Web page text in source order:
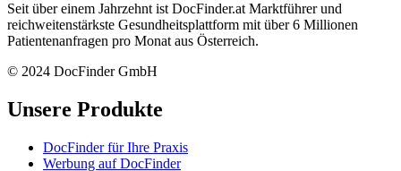
Seit über einem Jahrzehnt ist DocFinder.at Marktführer und
reichweitenstärkste Gesundheitsplattform mit über 6 Millionen
Patientenanfragen pro Monat aus Österreich.
© 2024 DocFinder GmbH
Unsere Produkte
DocFinder für Ihre Praxis
Werbung auf DocFinder